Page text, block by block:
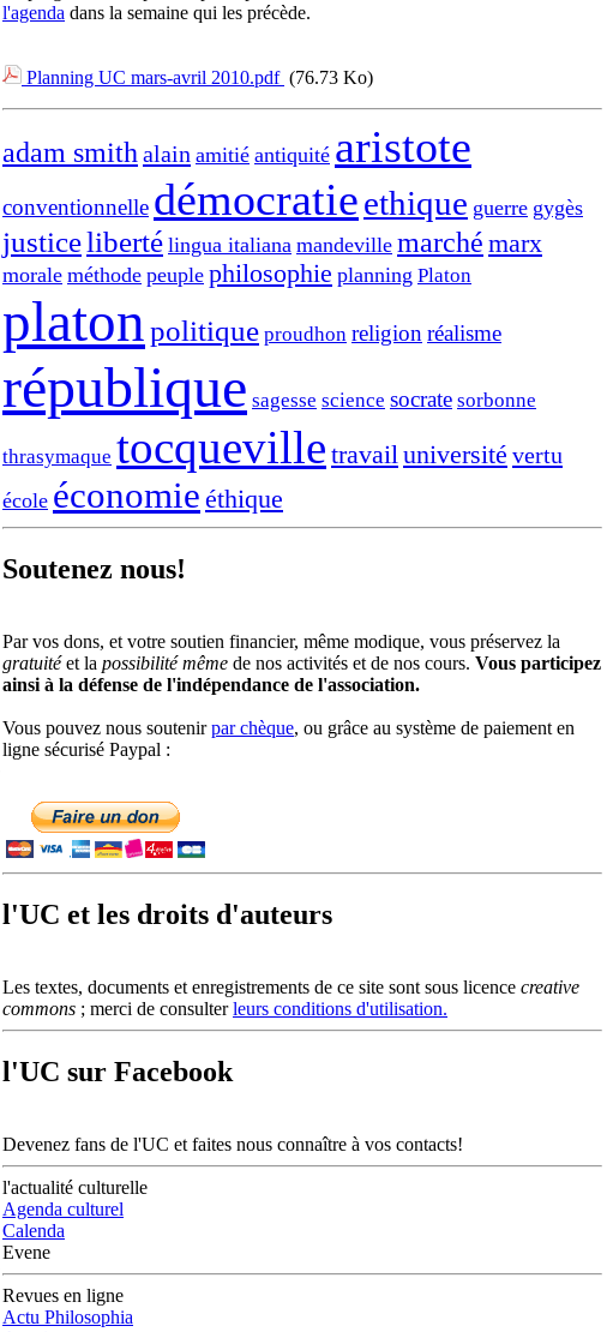
l'agenda dans la semaine qui les précède.
Planning UC mars-avril 2010.pdf (76.73 Ko)
adam smith alain amitié antiquité aristote
conventionnelle démocratieethique guerre gygès
justiceliberté lingua italiana mandeville marché marx
morale méthode peuple philosophie planning Platon
platon politique proudhon religion réalisme
république sagesse science socrate sorbonne
thrasymaque tocqueville travailuniversité vertu
école économie éthique
Soutenez nous!
Par vos dons, et votre soutien financier, même modique, vous préservez la
gratuitéet la possibilité même de nos activités et de nos cours. Vous participez
ainsi à la défense de l'indépendance de l'association.
Vous pouvez nous soutenirpar chèque, ou grâce au système de paiement en
ligne sécurisé Paypal :
l'UC et les droits d'auteurs
Les textes, documents et enregistrements de ce site sont sous licence creative
commons ; merci de consulterleurs conditions d'utilisation.
l'UC sur Facebook
Devenez fans de l'UC et faites nous connaître à vos contacts!
l'actualité culturelle
Agenda culturel
Calenda
Evene
Revues en ligne
Actu Philosophia